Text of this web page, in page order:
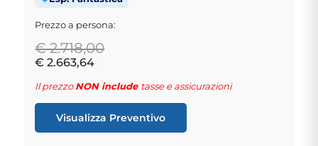
Prezzo a persona:
€ 2.718,00
€ 2.663,64
Il prezzoNON include tasse e assicurazioni
Visualizza Preventivo